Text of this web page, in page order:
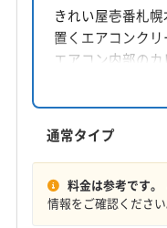
北海道札幌市東区
対応地域
札幌市厚別区
札幌
札幌市中央区
千歳市
美唄市
石狩郡当別町
もっと見る
営業時間
きれい屋壱番札
置くエアコンク
エアコン内部の
底的に綺麗にす
基本料金15,000
コート等のオプ
幌市全域を含む
～17時まで営業
通常タイプ
料金は参考です。
情報をご確認ください